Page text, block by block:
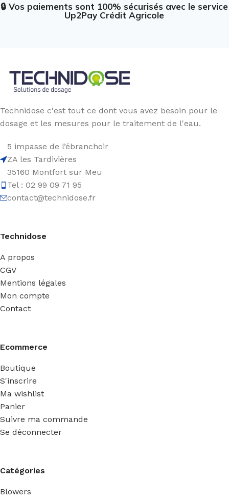
🔒 Vos paiements sont 100% sécurisés avec le service
Up2Pay Crédit Agricole
Technidose c'est tout ce dont vous avez besoin pour le
dosage et les mesures pour le traitement de l'eau.
5 impasse de l’ébranchoir
ZA les Tardivières
35160 Montfort sur Meu
Tel : 02 99 09 71 95
contact@technidose.fr
Technidose
A propos
CGV
Mentions légales
Mon compte
Contact
Ecommerce
Boutique
S'inscrire
Ma wishlist
Panier
Suivre ma commande
Se déconnecter
Catégories
Blowers